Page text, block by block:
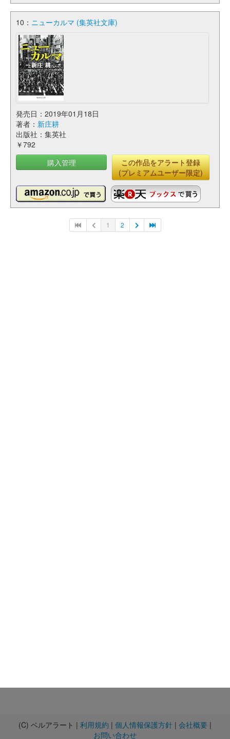
10： ニューカルマ (集英社文庫)
発売日：2019年01月18日
著者： 新庄耕
出版社：集英社
￥792
購入管理
この作品をアラート登録
(プレミアムユーザー限定)
1 2
(C) ベルアラート | 利用規約 | 個人情報保護方針 | 会社概要 |
お問い合わせ